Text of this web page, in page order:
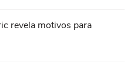
revela motivos para